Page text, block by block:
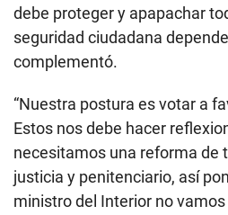
debe proteger y apapachar
seguridad ciudadana
complementó.
“Nuestra postura es votar a
Estos nos debe hacer
necesitamos una reforma de
justicia y penitenciario, así
ministro del Interior no